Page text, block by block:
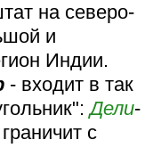
на северо-
и
Индии.
- входит в так
Дели-
с